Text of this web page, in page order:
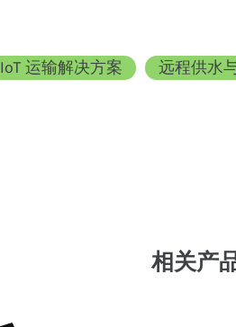
IoT 运输解决方案 远程供水
相关产